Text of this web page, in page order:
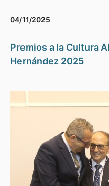
04/11/2025
Premios a la Cultura
Hernández 2025